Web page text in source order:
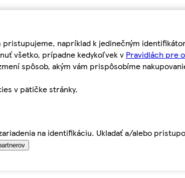
napríklad k jedinečným
všetko, prípadne kedykoľvek v Pravidlách pre
spôsob, akým vám prispôsobíme
v pätičke stránky.
na identifikáciu. Ukladať a/alebo